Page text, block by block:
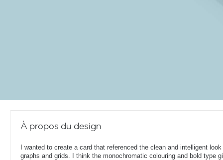
À propos du design
I wanted to create a card that referenced the clean and intelligent
graphs and grids. I think the monochromatic colouring and bold type